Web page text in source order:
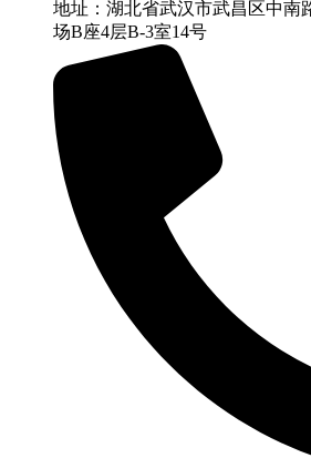
地址：湖北省武汉市武昌区中南
场B座4层B-3室14号